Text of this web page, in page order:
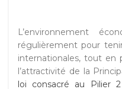
L’environnement
régulièrement pour
internationales, tout en
l’attractivité de la
loi consacré au Pilier 2